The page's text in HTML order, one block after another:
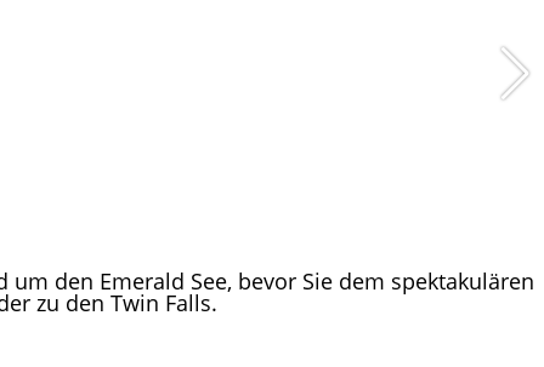
den Emerald See, bevor Sie dem spektakulären
zu den Twin Falls.